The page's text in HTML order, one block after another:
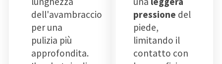
dell'avambraccio
per una
pulizia più
approfondita.
pressione del
piede,
limitando il
contatto con